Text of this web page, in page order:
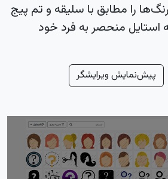
را مطابق با سلیقه و تم پیج
استایل منحصر به فرد خود
پیش‌نمایش ویرایشگر